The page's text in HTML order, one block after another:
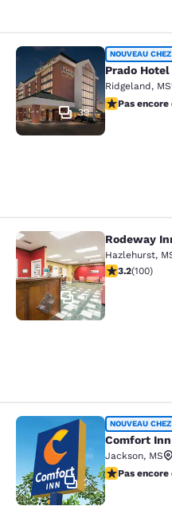
Prado Hotel
39
NOUVEAU
Prado Hotel
Ridgeland, MS
Pas encore
Pas encore
Rodeway Inn
17
Rodeway
Hazlehurst,
3.17 étoiles.
3.2(100)
Comfort Inn
2
NOUVEAU
Comfort Inn
Jackson, MS
Pas encore
Pas encore